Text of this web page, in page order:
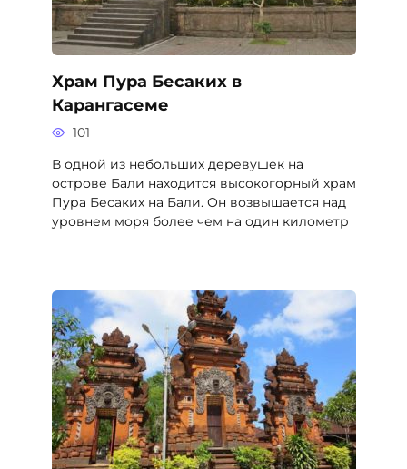
Храм Пура Бесаких в
Карангасеме
101
В одной из небольших деревушек на
острове Бали находится высокогорный храм
Пура Бесаких на Бали. Он возвышается над
уровнем моря более чем на один километр